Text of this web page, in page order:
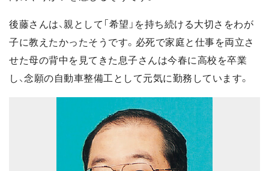
後藤さんは、親として「希望」を持ち続ける大切さをわが
子に教えたかったそうです。必死で家庭と仕事を両立さ
せた母の背中を見てきた息子さんは今春に高校を卒業
し、念願の自動車整備工として元気に勤務しています。